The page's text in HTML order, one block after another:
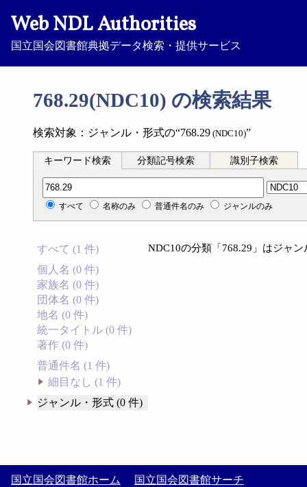
Web NDL Authorities
国立国会図書館典拠データ検索・提供サービス
768.29(NDC10) の検索結果
検索対象：ジャンル・形式の“768.29 (NDC10)”
キーワード検索 分類記号検索 識別子検索
分類記号検索
すべて 名称のみ 普通件名のみ ジャンルのみ
すべて (1 件)
個人名 (0 件)
家族名 (0 件)
団体名 (0 件)
地名 (0 件)
統一タイトル (0 件)
著作 (0 件)
普通件名 (1 件)
細目なし (1 件)
ジャンル・形式 (0 件)
NDC10の分類「768.29」はジャ
国立国会図書館ホーム 国立国会図書館サーチ